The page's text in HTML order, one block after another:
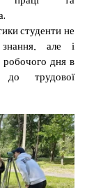
студенти не
але і
дня в
трудової